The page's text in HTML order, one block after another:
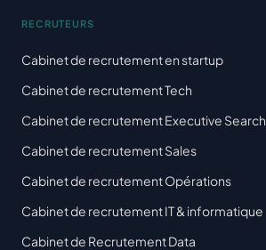
RECRUTEURS
Cabinet de recrutement en startup
Cabinet de recrutement Tech
Cabinet de recrutement Executive Search
Cabinet de recrutement Sales
Cabinet de recrutement Opérations
Cabinet de recrutement IT & informatique
Cabinet de Recrutement Data